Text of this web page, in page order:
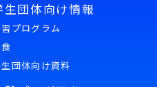
生団体向け情報
プログラム
団体向け資料